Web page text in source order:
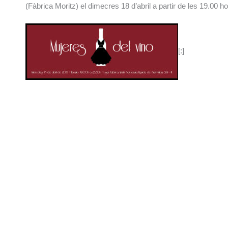
(Fàbrica Moritz) el dimecres 18 d’abril a partir de les 19.00
[:]